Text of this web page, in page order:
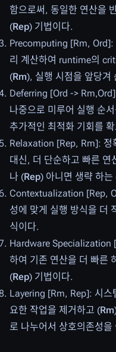
함으로써, 동일한 연산을
(Rep) 기법이다.
Precomputing [Rm, Ord]:
리 계산하여 runtime의
(Rm), 실행 시점을 앞당겨
Deferring [Ord ->
나중으로 미루어 실행 순
추가적인 최적화 기회를
Relaxation [Rep, Rm]: 정
대신, 더 단순하고 빠른 연
나 (Rep) 아니면 생략 하는
Contextualization [Rep,
성에 맞게 실행 방식을 더
식이다.
Hardware Specialization
하여 기존 연산을 더 빠른
(Rep) 기법이다.
Layering [Rm, Rep]: 시스
요한 작업을 제거하고 (Rm
로 나누어서 상호의존성을